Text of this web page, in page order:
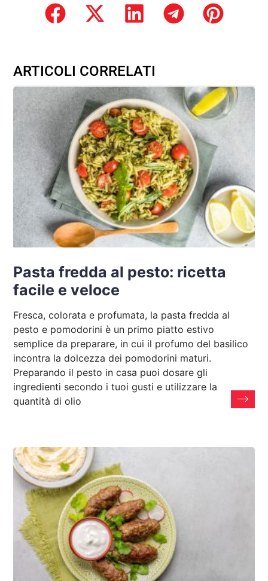
ARTICOLI CORRELATI
Pasta fredda al pesto: ricetta
facile e veloce
Fresca, colorata e profumata, la pasta fredda al
pesto e pomodorini è un primo piatto estivo
semplice da preparare, in cui il profumo del basilico
incontra la dolcezza dei pomodorini maturi.
Preparando il pesto in casa puoi dosare gli
ingredienti secondo i tuoi gusti e utilizzare la
quantità di olio